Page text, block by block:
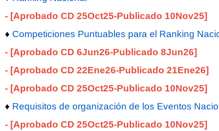
- [Aprobado CD 25Oct25-Publicado 10Nov25]
♦ Competiciones Puntuables para el Ranking
- [Aprobado CD 6Jun26-Publicado 8Jun26]
- [Aprobado CD 22Ene26-Publicado 21Ene26]
- [Aprobado CD 25Oct25-Publicado 10Nov25]
♦ Requisitos de organización de los Eventos
- [Aprobado CD 25Oct25-Publicado 10Nov25]